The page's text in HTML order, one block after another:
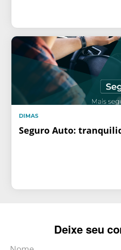
DIMAS
Seguro Auto:
Deixe seu